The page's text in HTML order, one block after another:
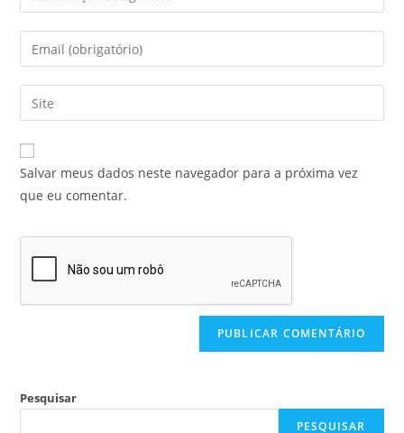
Salvar meus dados neste navegador para a próxima vez
que eu comentar.
Pesquisar
PESQUISAR